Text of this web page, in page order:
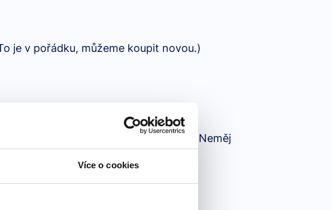
Více o cookies
je v pořádku, můžeme koupit novou.)
(Zapomněl jsem přinést tu knihu. Neměj